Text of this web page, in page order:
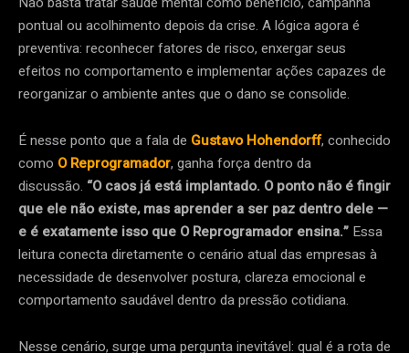
pontual ou acolhimento depois da crise. A lógica agora é
preventiva: reconhecer fatores de risco, enxergar seus
efeitos no comportamento e implementar ações capazes de
reorganizar o ambiente antes que o dano se consolide.
É nesse ponto que a fala de Gustavo Hohendorff, conhecido
como O Reprogramador, ganha força dentro da
discussão. “O caos já está implantado. O ponto não é fingir
que ele não existe, mas aprender a ser paz dentro dele —
e é exatamente isso que O Reprogramador ensina.” Essa
leitura conecta diretamente o cenário atual das empresas à
necessidade de desenvolver postura, clareza emocional e
comportamento saudável dentro da pressão cotidiana.
Nesse cenário, surge uma pergunta inevitável: qual é a rota de